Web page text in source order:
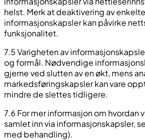
helst. Merk at deaktivering av enkelte
informasjonskapsler kan påvirke
funksjonalitet.
7.5 Varigheten av
og formål. Nødvendige
gjerne ved slutten av en økt, mens
markedsføringskapsler kan vare
mindre de slettes tidligere.
7.6 For mer informasjon om hvordan
samlet inn via informasjonskapsler,
med behandling).